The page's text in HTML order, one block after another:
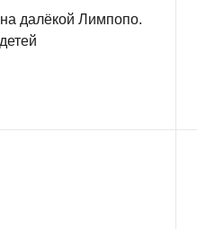
далёкой Лимпопо.